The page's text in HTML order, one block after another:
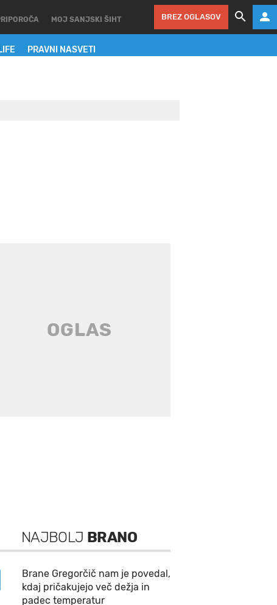
PRAVNI NASVETI
MOJ SANJSKI ŠIHT BREZ OGLASOV
NAJBOLJ BRANO
Brane Gregorčič nam je povedal,
kdaj pričakujejo več dežja in
padec temperatur